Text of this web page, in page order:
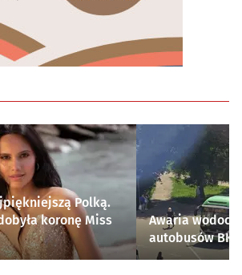
Polką.
koronę Miss
Awaria
autobusów